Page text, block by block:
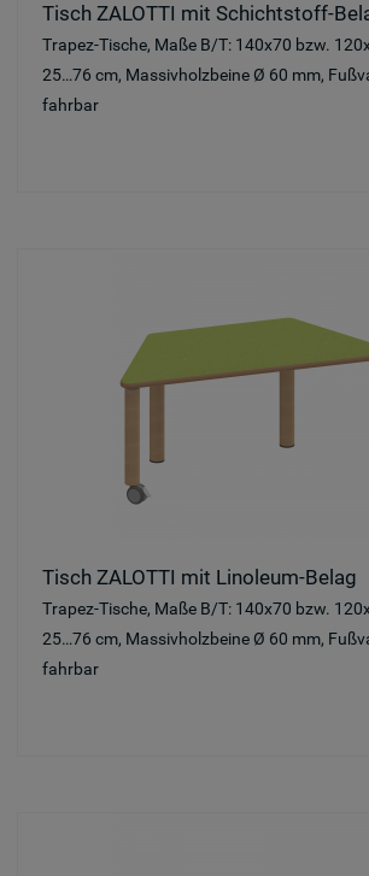
Tisch ZALOTTI mit Schichtstoff-
Trapez-Tische, Maße B/T: 140x70 bzw.
25…76 cm, Massivholzbeine Ø 60 mm,
fahrbar
Tisch ZALOTTI mit Linoleum-Belag
Trapez-Tische, Maße B/T: 140x70 bzw.
25…76 cm, Massivholzbeine Ø 60 mm,
fahrbar